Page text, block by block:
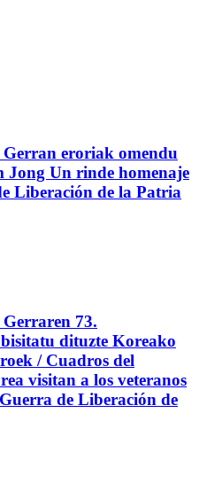
eroriak omendu
Un rinde homenaje
Liberación de la Patria
73.
dituzte Koreako
/ Cuadros del
visitan a los veteranos
de Liberación de